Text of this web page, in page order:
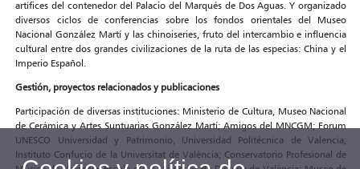
artífices del contenedor del Palacio del Marqués de Dos Aguas. Y organizado
diversos ciclos de conferencias sobre los fondos orientales del Museo
Nacional González Martí y las chinoiseries, fruto del intercambio e influencia
cultural entre dos grandes civilizaciones de la ruta de las especias: China y el
Imperio Español.
Gestión, proyectos relacionados y publicaciones
Participación de diversas instituciones: Ministerio de Cultura, Museo Nacional
de Cerámica y Artes Suntuarias González Martí; Amigos del MNCGM; Forum
UNESCO Universidad y Patrimonio, Universidad Politécnica de Valencia;
Instituto Confucio de la Universitat de València; Conservatorio Profesional de